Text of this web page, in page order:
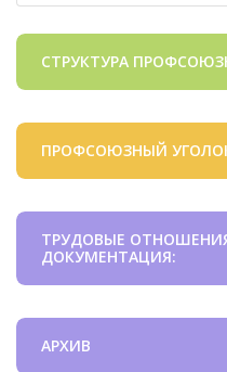
СТРУКТУРА
ПРОФСОЮЗНЫЙ
ТРУДОВЫЕ
ДОКУМЕНТАЦИЯ:
АРХИВ